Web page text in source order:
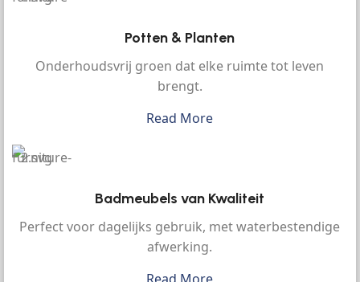
Potten & Planten
Onderhoudsvrij groen dat elke ruimte tot leven
brengt.
Read More
Badmeubels van Kwaliteit
Perfect voor dagelijks gebruik, met waterbestendige
afwerking.